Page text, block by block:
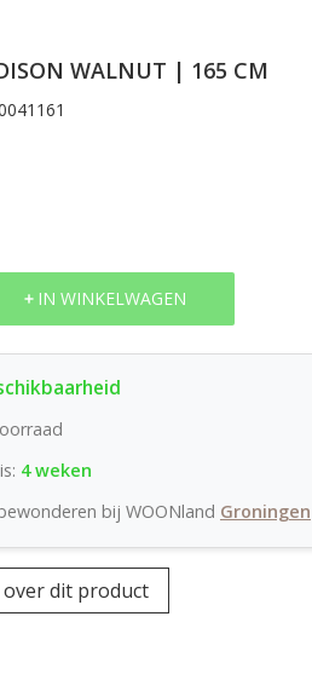
WALNUT | 165 CM
IN WINKELWAGEN
4 weken
bij WOONland Groningen
dit product